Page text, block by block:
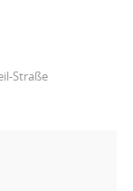
Straße